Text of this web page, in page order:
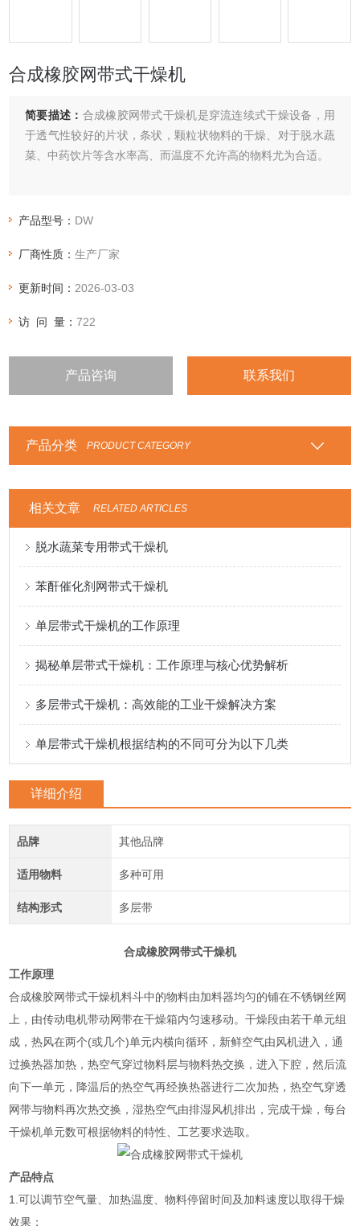
合成橡胶网带式干燥机
简要描述： 合成橡胶网带式干燥机是穿流连续式干燥设备，用
于透气性较好的片状，条状，颗粒状物料的干燥、对于脱水蔬
菜、中药饮片等含水率高、而温度不允许高的物料尤为合适。
产品型号： DW
厂商性质：生产厂家
更新时间： 2026-03-03
访 问 量：722
产品咨询 联系我们
产品分类 PRODUCT CATEGORY
相关文章 RELATED ARTICLES
脱水蔬菜专用带式干燥机
苯酐催化剂网带式干燥机
单层带式干燥机的工作原理
揭秘单层带式干燥机：工作原理与核心优势解析
多层带式干燥机：高效能的工业干燥解决方案
单层带式干燥机根据结构的不同可分为以下几类
详细介绍
品牌 其他品牌
适用物料 多种可用
结构形式 多层带
合成橡胶网带式干燥机
工作原理
合成橡胶网带式干燥机料斗中的物料由加料器均匀的铺在不锈钢丝网
上，由传动电机带动网带在干燥箱内匀速移动。干燥段由若干单元组
成，热风在两个(或几个)单元内横向循环，新鲜空气由风机进入，通
过换热器加热，热空气穿过物料层与物料热交换，进入下腔，然后流
向下一单元，降温后的热空气再经换热器进行二次加热，热空气穿透
网带与物料再次热交换，湿热空气由排湿风机排出，完成干燥，每台
干燥机单元数可根据物料的特性、工艺要求选取。
产品特点
1.可以调节空气量、加热温度、物料停留时间及加料速度以取得干燥
效果；